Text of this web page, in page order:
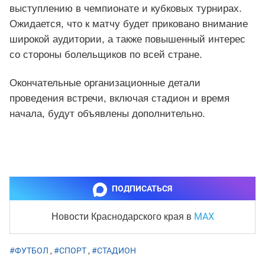
выступлению в чемпионате и кубковых турнирах.
Ожидается, что к матчу будет приковано внимание
широкой аудитории, а также повышенный интерес
со стороны болельщиков по всей стране.
Окончательные организационные детали
проведения встречи, включая стадион и время
начала, будут объявлены дополнительно.
ПОДПИСАТЬСЯ
Новости Краснодарского края в MAX
#ФУТБОЛ , #СПОРТ, #СТАДИОН